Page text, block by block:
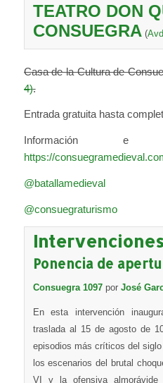
TEATRO DON
CONSUEGRA(
Casa de la Cultura de
4).
Entrada gratuita hasta
Información e
https://
@batallamedieval
@consuegraturismo
Intervenciones
Ponencia de
Consuegra 1097por José
En esta intervención
traslada al 15 de agosto de
episodios más críticos del
los escenarios del brutal
VI y la ofensiva